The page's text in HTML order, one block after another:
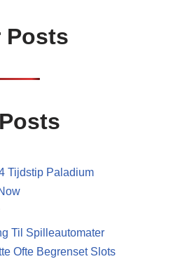
Posts
Tijdstip Paladium
Til Spilleautomater
Ofte Begrenset Slots